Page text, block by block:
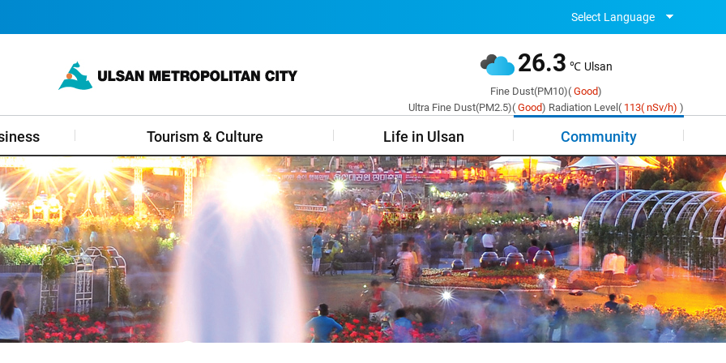
Select Language
26.3 ℃ Ulsan
Fine Dust(PM10)( Good)
Ultra Fine Dust(PM2.5)( Good) Radiation Level( 113( nSv/h) )
Tourism & Culture Life in Ulsan Community